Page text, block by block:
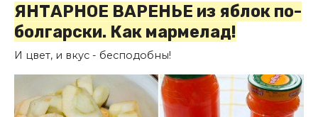
ЯНТАРНОЕ ВАРЕНЬЕ из яблок по-
болгарски. Как мармелад!
И цвет, и вкус - бесподобны!